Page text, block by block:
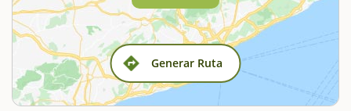
Generar Ruta